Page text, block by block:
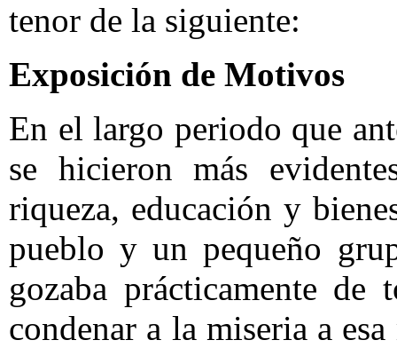
tenor de la siguiente:
Exposición de Motivos
En el largo periodo que
se hicieron más
riqueza, educación y
pueblo y un pequeño
gozaba prácticamente
condenar a la miseria a